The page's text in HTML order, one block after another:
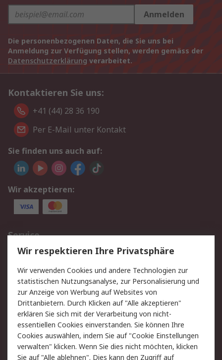
Anmelden
Die personenbezogenen Daten, die Sie uns bei
Anmeldung zur Verfügung stellen, werden gemäss der
Datenschutzerklärung verarbeitet.
Kontaktieren Sie uns:
+41 (44) 28 36 190
Per E-Mail unter Kontakt
Sie finden uns auch auf:
Wir akzeptieren:
Service
Value Added Services
Lieferlösungen
Rücksendungen
Kontakt
Hilfe
Rechtliches
AGB
Datenschutz
Cookie-Richtlinie
Zahlungsbedingungen
Copyright/Impressum
Wir respektieren Ihre Privatsphäre
Wir verwenden Cookies und andere Technologien zur
statistischen Nutzungsanalyse, zur Personalisierung und
zur Anzeige von Werbung auf Websites von
Drittanbietern. Durch Klicken auf "Alle akzeptieren"
erklären Sie sich mit der Verarbeitung von nicht-
essentiellen Cookies einverstanden. Sie können Ihre
Cookies auswählen, indem Sie auf "Cookie Einstellungen
verwalten" klicken. Wenn Sie dies nicht möchten, klicken
Sie auf "Alle ablehnen". Dies kann den Zugriff auf